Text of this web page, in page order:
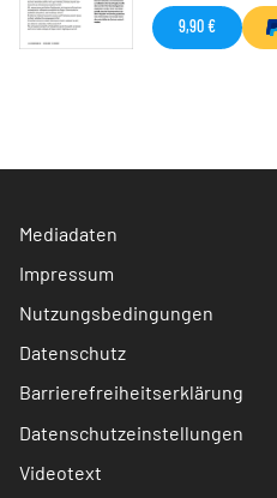
9,90 €
Mediadaten
Impressum
Nutzungsbedingungen
Datenschutz
Barrierefreiheitserklärung
Datenschutzeinstellungen
Videotext